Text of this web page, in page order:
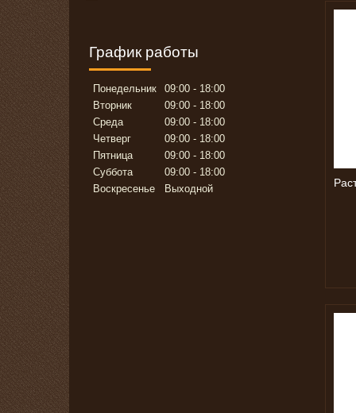
График работы
Понедельник 09:00
18:00
Вторник
09:00
18:00
Среда
09:00
18:00
Четверг
09:00
18:00
Пятница
09:00
18:00
Суббота
09:00
18:00
Воскресенье
Выходной